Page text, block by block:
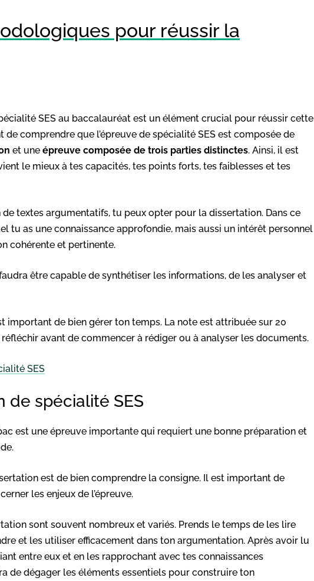
pour réussir la
SES au baccalauréat est un élément crucial pour réussir cette
de comprendre que l’épreuve de spécialité SES est composée de
et une épreuve composée de trois parties distinctes. Ainsi, il est
le mieux à tes capacités, tes points forts, tes faiblesses et tes
de textes argumentatifs, tu peux opter pour la dissertation. Dans ce
tu as une connaissance approfondie, mais aussi un intérêt personnel
cohérente et pertinente.
être capable de synthétiser les informations, de les analyser et
important de bien gérer ton temps. La note est attribuée sur 20
avant de commencer à rédiger ou à analyser les documents.
SES
de spécialité SES
est une épreuve importante qui requiert une bonne préparation et
est de bien comprendre la consigne. Il est important de
les enjeux de l’épreuve.
sont souvent nombreux et variés. Prends le temps de les lire
et les utiliser efficacement dans ton argumentation. Après avoir lu
entre eux et en les rapprochant avec tes connaissances
de dégager les éléments essentiels pour construire ton